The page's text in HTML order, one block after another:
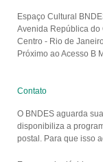
Espaço Cultural
Avenida República do
Centro - Rio de
Próximo ao Acesso B
Contato
O BNDES aguarda
disponibiliza a
postal. Para que isso